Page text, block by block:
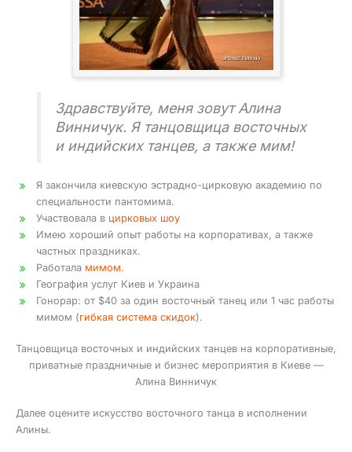
Здравствуйте, меня зовут Алина
Винничук. Я танцовщица восточных
и индийских танцев, а также мим!
Я закончила киевскую эстрадно-цирковую академию по
специальности пантомима.
Участвовала в цирковых шоу
Имею хороший опыт работы на корпоративах, а также
частных праздниках.
Работала мимом.
География услуг Киев и Украина
Гонорар: от $40 за один восточный танец или 1 час работы
мимом (гибкая система скидок).
Танцовщица восточных и индийских танцев на корпоративные,
приватные праздничные и бизнес мероприятия в Киеве —
Алина Винничук
Далее оцените искусство восточного танца в исполнении
Алины.